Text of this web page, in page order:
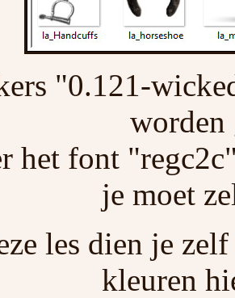
"0.121-
worden
het font
je moet
les dien je
kleuren